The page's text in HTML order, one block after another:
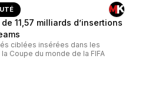
11,57 milliards d’insertions
ciblées insérées dans les
Coupe du monde de la FIFA